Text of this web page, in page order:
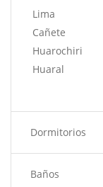
Lima
Cañete
Huarochiri
Huaral
Dormitorios
Baños